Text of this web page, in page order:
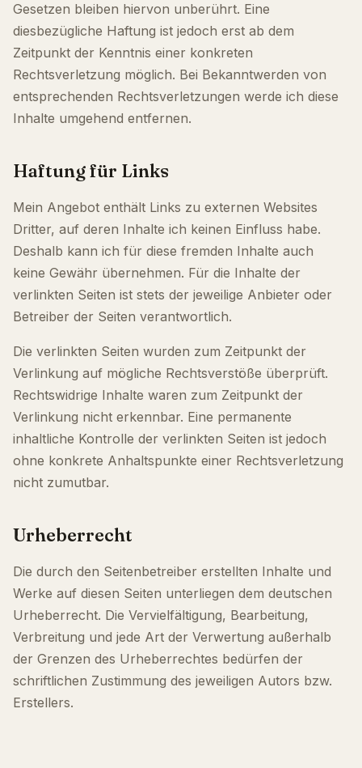
Gesetzen bleiben hiervon unberührt. Eine
diesbezügliche Haftung ist jedoch erst ab dem
Zeitpunkt der Kenntnis einer konkreten
Rechtsverletzung möglich. Bei Bekanntwerden von
entsprechenden Rechtsverletzungen werde ich diese
Inhalte umgehend entfernen.
Haftung für Links
Mein Angebot enthält Links zu externen Websites
Dritter, auf deren Inhalte ich keinen Einfluss habe.
Deshalb kann ich für diese fremden Inhalte auch
keine Gewähr übernehmen. Für die Inhalte der
verlinkten Seiten ist stets der jeweilige Anbieter oder
Betreiber der Seiten verantwortlich.
Die verlinkten Seiten wurden zum Zeitpunkt der
Verlinkung auf mögliche Rechtsverstöße überprüft.
Rechtswidrige Inhalte waren zum Zeitpunkt der
Verlinkung nicht erkennbar. Eine permanente
inhaltliche Kontrolle der verlinkten Seiten ist jedoch
ohne konkrete Anhaltspunkte einer Rechtsverletzung
nicht zumutbar.
Urheberrecht
Die durch den Seitenbetreiber erstellten Inhalte und
Werke auf diesen Seiten unterliegen dem deutschen
Urheberrecht. Die Vervielfältigung, Bearbeitung,
Verbreitung und jede Art der Verwertung außerhalb
der Grenzen des Urheberrechtes bedürfen der
schriftlichen Zustimmung des jeweiligen Autors bzw.
Erstellers.